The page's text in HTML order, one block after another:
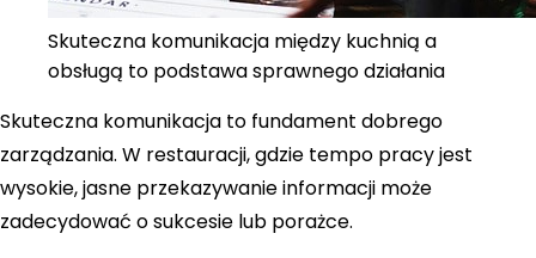
Skuteczna komunikacja między kuchnią a
obsługą to podstawa sprawnego działania
Skuteczna komunikacja to fundament dobrego
zarządzania. W restauracji, gdzie tempo pracy jest
wysokie, jasne przekazywanie informacji może
zadecydować o sukcesie lub porażce.